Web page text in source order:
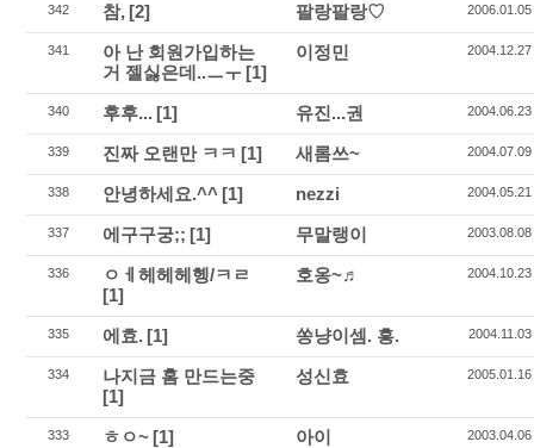
342 참, [2] 팔랑팔랑♡ 2006.01.05
341
아 난 회원가입하는
거 젤싫은데..ㅡㅜ [1]
이정민 2004.12.27
340 후후... [1] 유진...권 2004.06.23
339 진짜 오랜만 ㅋㅋ [1] 새롬쓰~ 2004.07.09
338 안녕하세요.^^ [1] nezzi 2004.05.21
337 에구구궁;; [1] 무말랭이 2003.08.08
336
ㅇㅔ헤헤헤헹/ㅋㄹ
[1]
호옹~♬ 2004.10.23
335 에효. [1] 쏭냥이셈. 흥. 2004.11.03
334
나지금 홈 만드는중
[1]
성신효 2005.01.16
333 ㅎㅇ~ [1] 아이 2003.04.06